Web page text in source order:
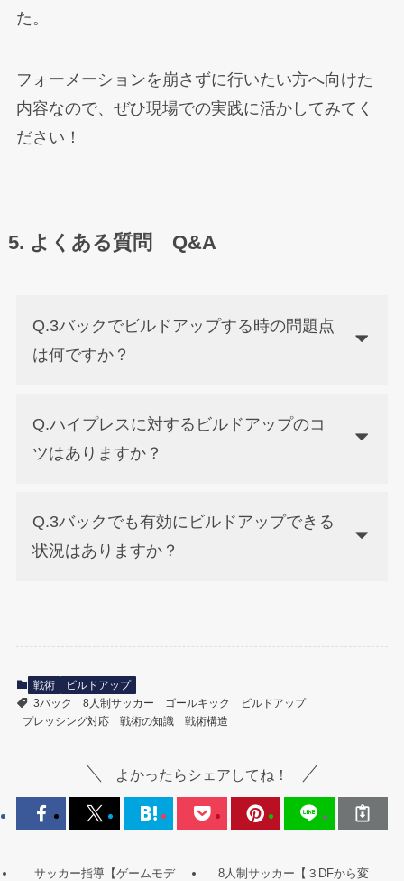
た。
フォーメーションを崩さずに行いたい方へ向けた
内容なので、ぜひ現場での実践に活かしてみてく
ださい！
5. よくある質問 Q&A
Q.3バックでビルドアップする時の問題点
は何ですか？
Q.ハイプレスに対するビルドアップのコ
ツはありますか？
Q.3バックでも有効にビルドアップできる
状況はありますか？
戦術
ビルドアップ
3バック
8人制サッカー ゴールキック
ビルドアップ
プレッシング対応
戦術の知識 戦術構造
よかったらシェアしてね！
サッカー指導【ゲームモデ 8人制サッカー【３DFから変